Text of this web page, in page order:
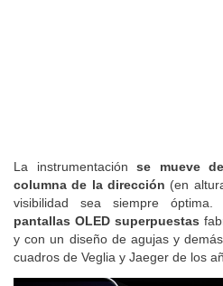
La instrumentación se mueve
columna de la dirección (en
visibilidad sea siempre
pantallas OLED superpuestas
y con un diseño de agujas y
cuadros de Veglia y Jaeger de los